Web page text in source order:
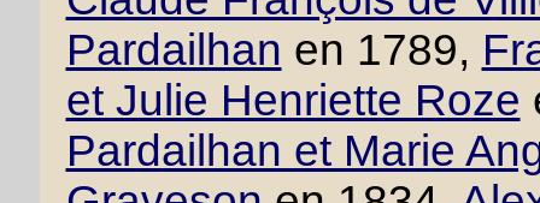
Pardailhan en 1789,
et Julie Henriette Roze
Pardailhan et Marie